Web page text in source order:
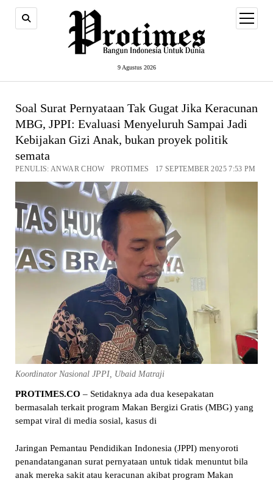
9 Agustus 2026
open
menu
Soal Surat Pernyataan Tak Gugat Jika Keracunan
MBG, JPPI: Evaluasi Menyeluruh Sampai Jadi
Kebijakan Gizi Anak, bukan proyek politik
semata
PENULIS: ANWAR CHOW PROTIMES 17 SEPTEMBER 2025 7:53 PM
Koordinator Nasional JPPI, Ubaid Matraji
PROTIMES.CO – Setidaknya ada dua kesepakatan
bermasalah terkait program Makan Bergizi Gratis (MBG) yang
sempat viral di media sosial, kasus di
Jaringan Pemantau Pendidikan Indonesia (JPPI) menyoroti
penandatanganan surat pernyataan untuk tidak menuntut bila
anak mereka sakit atau keracunan akibat program Makan